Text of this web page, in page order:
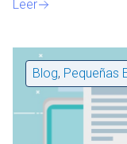
Leer
Blog, Pequeñas